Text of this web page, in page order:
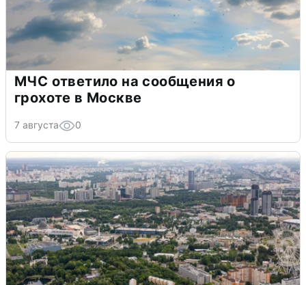
МЧС ответило на сообщения о
грохоте в Москве
7 августа 0